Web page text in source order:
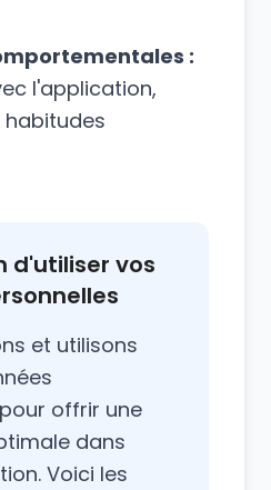
:
l'application,
d'utiliser vos
et utilisons
offrir une
dans
Voici les